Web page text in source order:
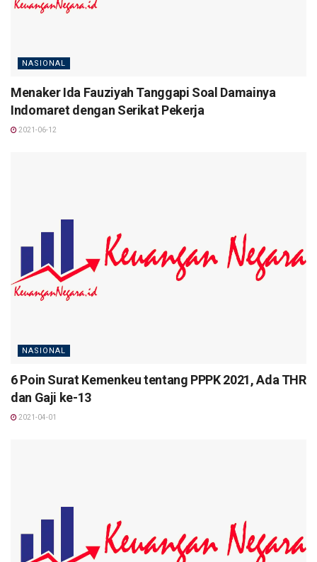
NASIONAL
Menaker Ida Fauziyah Tanggapi Soal Damainya
Indomaret dengan Serikat Pekerja
2021-06-12
NASIONAL
6 Poin Surat Kemenkeu tentang PPPK 2021, Ada THR
dan Gaji ke-13
2021-04-01